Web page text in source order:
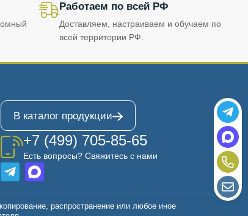
Работаем по всей РФ
Доставляем, настраиваем и обучаем по
всей территории РФ.
В каталог продукции
+7 (499) 705-85-65
Есть вопросы? Свяжитесь с нами
распространение или любое иное